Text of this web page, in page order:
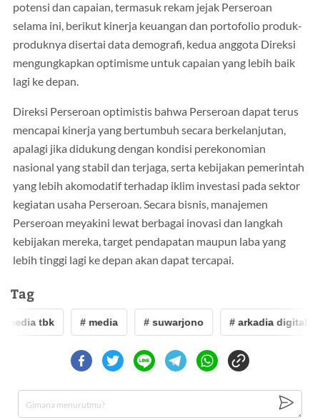
potensi dan capaian, termasuk rekam jejak Perseroan
selama ini, berikut kinerja keuangan dan portofolio produk-
produknya disertai data demografi, kedua anggota Direksi
mengungkapkan optimisme untuk capaian yang lebih baik
lagi ke depan.
Direksi Perseroan optimistis bahwa Perseroan dapat terus
mencapai kinerja yang bertumbuh secara berkelanjutan,
apalagi jika didukung dengan kondisi perekonomian
nasional yang stabil dan terjaga, serta kebijakan pemerintah
yang lebih akomodatif terhadap iklim investasi pada sektor
kegiatan usaha Perseroan. Secara bisnis, manajemen
Perseroan meyakini lewat berbagai inovasi dan langkah
kebijakan mereka, target pendapatan maupun laba yang
lebih tinggi lagi ke depan akan dapat tercapai.
Tag
tbk # media # suwarjono # arkadia digital